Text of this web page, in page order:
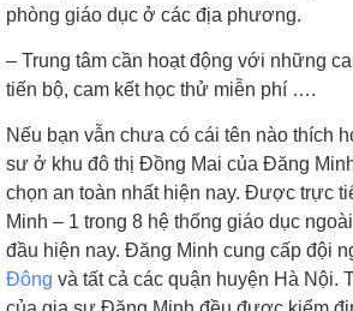
phòng giáo dục ở các địa phương.
– Trung tâm cần hoạt động với những
tiến bộ, cam kết học thử miễn phí ….
Nếu bạn vẫn chưa có cái tên nào thích
sư ở khu đô thị Đồng Mai của Đăng
chọn an toàn nhất hiện nay. Được trực
Minh – 1 trong 8 hệ thống giáo dục
đầu hiện nay. Đăng Minh cung cấp đội
Đông và tất cả các quận huyện Hà Nội.